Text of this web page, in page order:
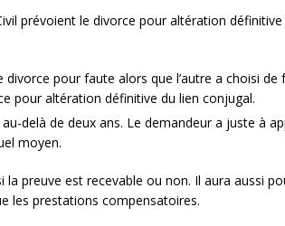
prévoient le divorce pour altération
divorce pour faute alors que l’autre a choisi de
pour altération définitive du lien conjugal.
delà de deux ans. Le demandeur a juste à
moyen.
la preuve est recevable ou non. Il aura aussi
les prestations compensatoires.